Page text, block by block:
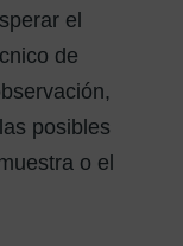
el
de
posibles
o el